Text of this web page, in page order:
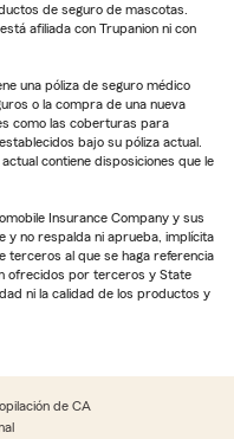
de seguro de mascotas.
afiliada con Trupanion ni con
una póliza de seguro médico
o la compra de una nueva
como las coberturas para
bajo su póliza actual.
contiene disposiciones que le
Insurance Company y sus
y no respalda ni aprueba, implícita
terceros al que se haga referencia
ofrecidos por terceros y State
ni la calidad de los productos y
de CA